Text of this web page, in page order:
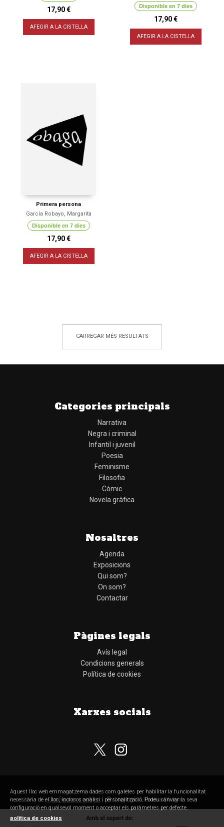
17,90 €
AFEGIR A LA CISTELLA
Disponible en 7 dies
17,90 €
AFEGIR A LA CISTELLA
Primera persona
García Robayo, Margarita
Disponible en 7 dies
17,90 €
AFEGIR A LA CISTELLA
CARREGAR MÉS RESULTATS
Categories principals
Narrativa
Negra i criminal
Infantil i juvenil
Poesia
Feminisme
Filosofia
Cómic
Novela gràfica
Nosaltres
Agenda
Exposicions
Qui som?
On som?
Contactar
Pàgines legals
Avís legal
Condicions generals
Política de cookies
Xarxes socials
Configurar cookies © Copyright Llibreria Obaga
Aquest lloc web emmagatzema dades com galetes per habilitar la funcionalitat
necessària de el lloc, inclosos anàlisi i personalització. Podeu canviar la seva
configuració en qualsevol moment o acceptar els paràmetres per defecte.
política de cookies
Subscriu-te al nostre butlletí